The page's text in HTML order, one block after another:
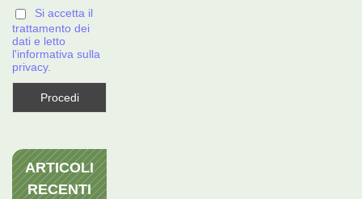
Si accetta il
trattamento dei
dati e letto
l'informativa sulla
privacy.
ARTICOLI
RECENTI